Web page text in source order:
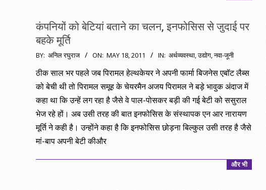
कंपनियों को बेटियां बताने का चलन, इनफोसिस से जुदाई पर
बहके मूर्ति
2011-
05-
18
BY: अनिल रघुराज ON: MAY 18, 2011 IN: अर्थव्यवस्था,उद्योग,नवा-जूनी
ठीक साल भर पहले जब पिरामल हेल्थकेयर ने अपनी फार्मा बिजनेस एबॉट लैब्स
को बेची थी तो पिरामल समूह के चेयरमैन अजय पिरामल ने बड़े भावुक अंदाज में
कहा था कि उन्हें लग रहा है जैसे वे पाल-पोसकर बड़ी की गई बेटी को ससुराल
भेज रहे हों। अब उसी तरह की बात इनफोसिस के संस्थापक एन आर नारायण
मूर्ति ने कही है। उन्होंने कहा है कि इनफोसिस छोड़ना बिल्कुल उसी तरह है जैसे
मां-बाप अपनी बेटी कीऔर
और भी